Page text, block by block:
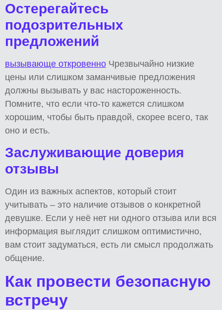
Остерегайтесь
подозрительных
предложений
вызывающе откровенно Чрезвычайно низкие
цены или слишком заманчивые предложения
должны вызывать у вас настороженность.
Помните, что если что-то кажется слишком
хорошим, чтобы быть правдой, скорее всего, так
оно и есть.
Заслуживающие доверия
отзывы
Один из важных аспектов, который стоит
учитывать – это наличие отзывов о конкретной
девушке. Если у неё нет ни одного отзыва или вся
информация выглядит слишком оптимистично,
вам стоит задуматься, есть ли смысл продолжать
общение.
Как провести безопасную
встречу